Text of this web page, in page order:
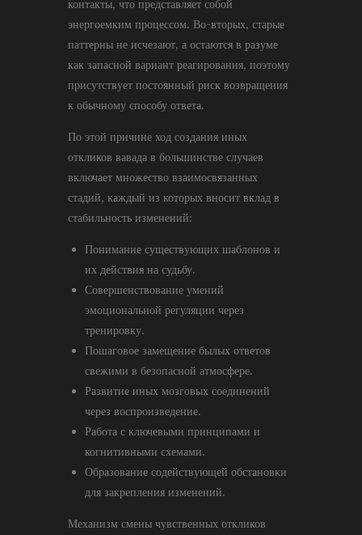
контакты, что представляет собой
энергоемким процессом. Во-вторых, старые
паттерны не исчезают, а остаются в разуме
как запасной вариант реагирования, поэтому
присутствует постоянный риск возвращения
к обычному способу ответа.
По этой причине ход создания иных
откликов вавада в большинстве случаев
включает множество взаимосвязанных
стадий, каждый из которых вносит вклад в
стабильность изменений:
Понимание существующих шаблонов и
их действия на судьбу.
Совершенствование умений
эмоциональной регуляции через
тренировку.
Пошаговое замещение былых ответов
свежими в безопасной атмосфере.
Развитие иных мозговых соединений
через воспроизведение.
Работа с ключевыми принципами и
когнитивными схемами.
Образование содействующей обстановки
для закрепления изменений.
Механизм смены чувственных откликов